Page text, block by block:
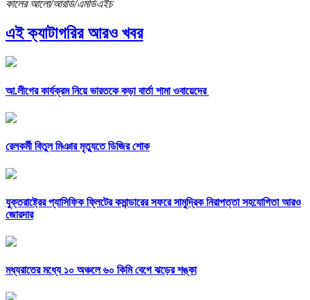
কালের আলো/আরডি/এমডিএইচ
এই ক্যাটাগরির আরও খবর
আ.লীগের কার্যক্রম নিয়ে ভারতকে কড়া বার্তা শামা ওবায়েদের
রেলকর্মী বিতুল মিঞার মৃত্যুতে ডিজির শোক
যুক্তরাষ্ট্রের প্যাসিফিক ফ্লিটের কমান্ডারের সফরে সামুদ্রিক নিরাপত্তা সহযোগিতা আরও
জোরদার
মধ্যরাতের মধ্যে ১০ অঞ্চলে ৬০ কিমি বেগে ঝড়ের শঙ্কা